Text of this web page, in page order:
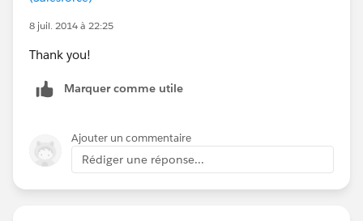
8 juil. 2014 à 22:25
Thank you!
Marquer comme utile
Ajouter un commentaire
Rédiger une réponse...